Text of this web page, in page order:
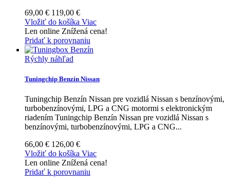
69,00 € 119,00 €
Vložiť do košíka Viac
Len online Znížená cena!
Pridať k porovnaniu
Rýchly náhľad
Tuningchip Benzín Nissan
Tuningchip Benzín Nissan pre vozidlá Nissan s benzínovými,
turbobenzínovými, LPG a CNG motormi s elektronickým
riadením Tuningchip Benzín Nissan pre vozidlá Nissan s
benzínovými, turbobenzínovými, LPG a CNG...
66,00 € 126,00 €
Vložiť do košíka Viac
Len online Znížená cena!
Pridať k porovnaniu